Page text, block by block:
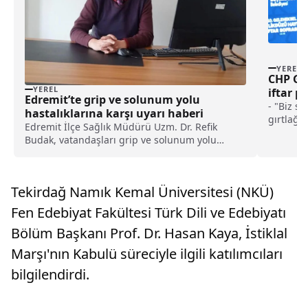
YEREL
Edremit’te grip ve solunum yolu
hastalıklarına karşı uyarı haberi
Edremit İlçe Sağlık Müdürü Uzm. Dr. Refik
Budak, vatandaşları grip ve solunum yolu
girmesinden 1-3 gün sonra ...
YEREL
CHP
iftar
- "Biz
Tekirdağ Namık Kemal Üniversitesi (NKÜ)
Fen Edebiyat Fakültesi Türk Dili ve Edebiyatı
Bölüm Başkanı Prof. Dr. Hasan Kaya, İstiklal
Marşı'nın Kabulü süreciyle ilgili katılımcıları
bilgilendirdi.